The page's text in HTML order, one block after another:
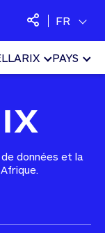
FR
PAYS
données et la